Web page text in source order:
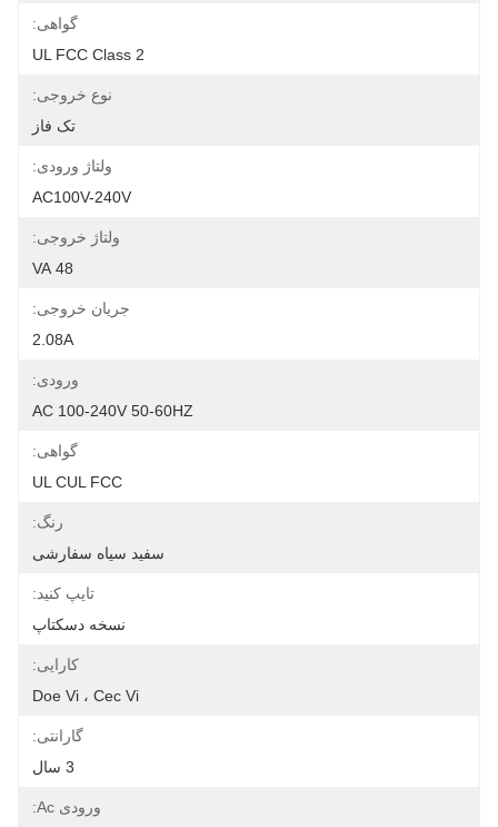
گواهی:
UL FCC Class 2
نوع خروجی:
تک فاز
ولتاژ ورودی:
AC100V-240V
ولتاژ خروجی:
48 VA
جریان خروجی:
2.08A
ورودی:
AC 100-240V 50-60HZ
گواهی:
UL CUL FCC
رنگ:
سفید سیاه سفارشی
تایپ کنید:
نسخه دسکتاپ
کارایی:
Doe Vi ، Cec Vi
گارانتی:
3 سال
ورودی Ac: